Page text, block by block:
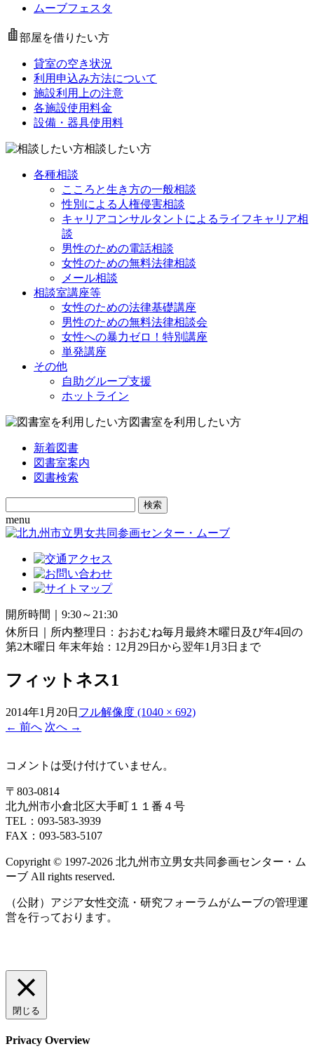
ムーブフェスタ
部屋を借りたい方
貸室の空き状況
利用申込み方法について
施設利用上の注意
各施設使用料金
設備・器具使用料
相談したい方
各種相談
こころと生き方の一般相談
性別による人権侵害相談
キャリアコンサルタントによるライフキャリア相
談
男性のための電話相談
女性のための無料法律相談
メール相談
相談室講座等
女性のための法律基礎講座
男性のための無料法律相談会
女性への暴力ゼロ！特別講座
単発講座
その他
自助グループ支援
ホットライン
図書室を利用したい方
新着図書
図書室案内
図書検索
Search
for:
menu
開所時間｜9:30～21:30
休所日｜所内整理日：おおむね毎月最終木曜日及び年4回の
第2木曜日 年末年始：12月29日から翌年1月3日まで
フィットネス1
2014年1月20日 フル解像度 (1040 × 692)
← 前へ 次へ →
コメントは受け付けていません。
〒803‐0814
北九州市小倉北区大手町１１番４号
TEL：093‐583‐3939
FAX：093‐583‐5107
Copyright © 1997‐2026 北九州市立男女共同参画センター・ム
ーブ All rights reserved.
（公財）アジア女性交流・研究フォーラムがムーブの管理運
営を行っております。
閉じる
Privacy Overview